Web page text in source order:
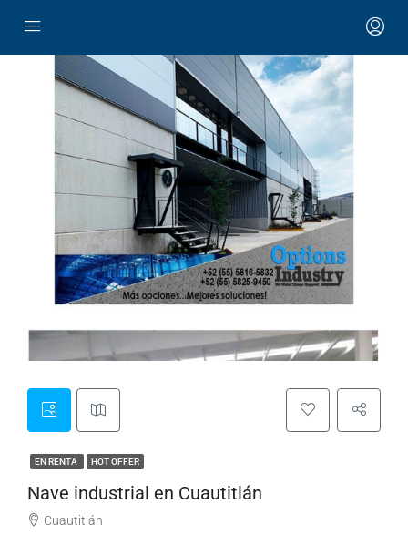
EN RENTA HOT OFFER
Nave industrial en Cuautitlán
Cuautitlán